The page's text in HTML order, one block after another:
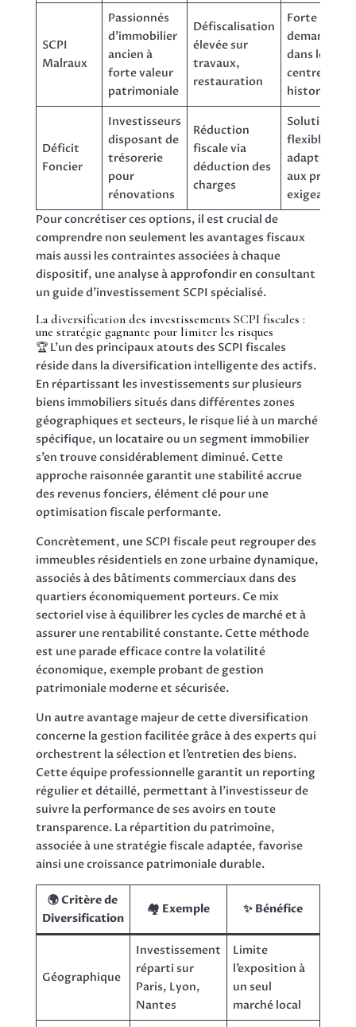
SCPI
Malraux
Passionnés
d’immobilier
ancien à
forte valeur
patrimoniale
Défiscalisation
élevée sur
travaux,
restauration
Forte
demande
dans les
centres
historiques
Déficit
Foncier
Investisseurs
disposant de
trésorerie
pour
rénovations
Réduction
fiscale via
déduction des
charges
Solutions
flexibles
adaptées
aux profils
exigeants
Pour concrétiser ces options, il est crucial de
comprendre non seulement les avantages fiscaux
mais aussi les contraintes associées à chaque
dispositif, une analyse à approfondir en consultant
un guide d’investissement SCPI spécialisé.
La diversification des investissements SCPI fiscales :
une stratégie gagnante pour limiter les risques
🏆 L’un des principaux atouts des SCPI fiscales
réside dans la diversification intelligente des actifs.
En répartissant les investissements sur plusieurs
biens immobiliers situés dans différentes zones
géographiques et secteurs, le risque lié à un marché
spécifique, un locataire ou un segment immobilier
s’en trouve considérablement diminué. Cette
approche raisonnée garantit une stabilité accrue
des revenus fonciers, élément clé pour une
optimisation fiscale performante.
Concrètement, une SCPI fiscale peut regrouper des
immeubles résidentiels en zone urbaine dynamique,
associés à des bâtiments commerciaux dans des
quartiers économiquement porteurs. Ce mix
sectoriel vise à équilibrer les cycles de marché et à
assurer une rentabilité constante. Cette méthode
est une parade efficace contre la volatilité
économique, exemple probant de gestion
patrimoniale moderne et sécurisée.
Un autre avantage majeur de cette diversification
concerne la gestion facilitée grâce à des experts qui
orchestrent la sélection et l’entretien des biens.
Cette équipe professionnelle garantit un reporting
régulier et détaillé, permettant à l’investisseur de
suivre la performance de ses avoirs en toute
transparence. La répartition du patrimoine,
associée à une stratégie fiscale adaptée, favorise
ainsi une croissance patrimoniale durable.
🌍 Critère de
Diversification
🏘️ Exemple ✨ Bénéfice
Géographique
Investissement
réparti sur
Paris, Lyon,
Nantes
Limite
l’exposition à
un seul
marché local